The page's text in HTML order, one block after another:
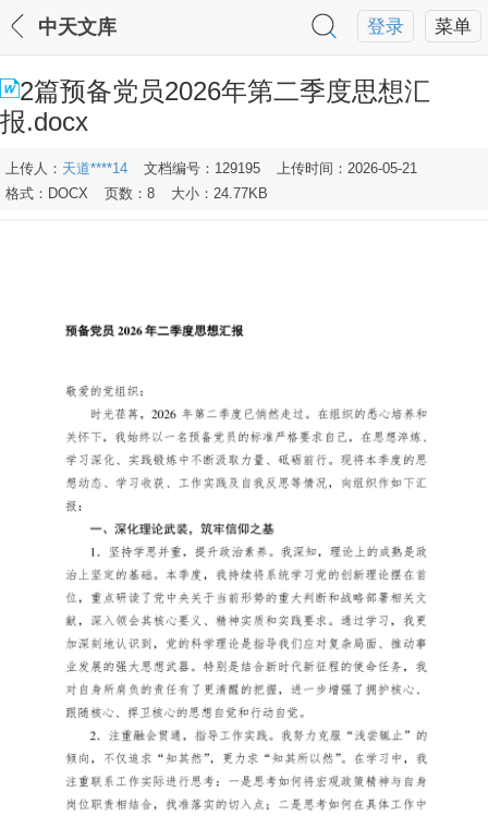
菜单
登录
中天文库
2篇预备党员2026年第二季度思想汇
报.docx
上传人： 天道****14 文档编号：129195
上传时间：2026-05-21
格式：DOCX
页数：8 大小：24.77KB